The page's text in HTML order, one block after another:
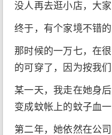
没人再去逛小店，大
终于，有个家境不错
那时候的一万七，在
的可穿了，因为按我
某一天，我走在她身
变成蚊帐上的蚊子血一
第二年，她依然在公